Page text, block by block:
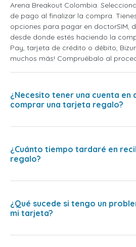
Arena Breakout Colombia.
de pago al finalizar la compra.
opciones para pagar en doctorSIM,
desde donde estés haciendo la
Pay, tarjeta de crédito o débito,
muchos más! Compruébalo al
¿Necesito tener una cuenta en
comprar una tarjeta regalo?
¿Cuánto tiempo tardaré en
regalo?
¿Qué sucede si tengo un
mi tarjeta?